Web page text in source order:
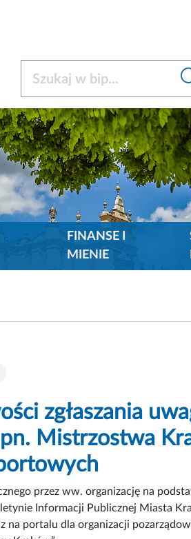
FINANSE I
MIENIE
zgłaszania
Mistrzostwa
przez ww. organizację na
Informacji Publicznej Miasta
na portalu dla organizacji